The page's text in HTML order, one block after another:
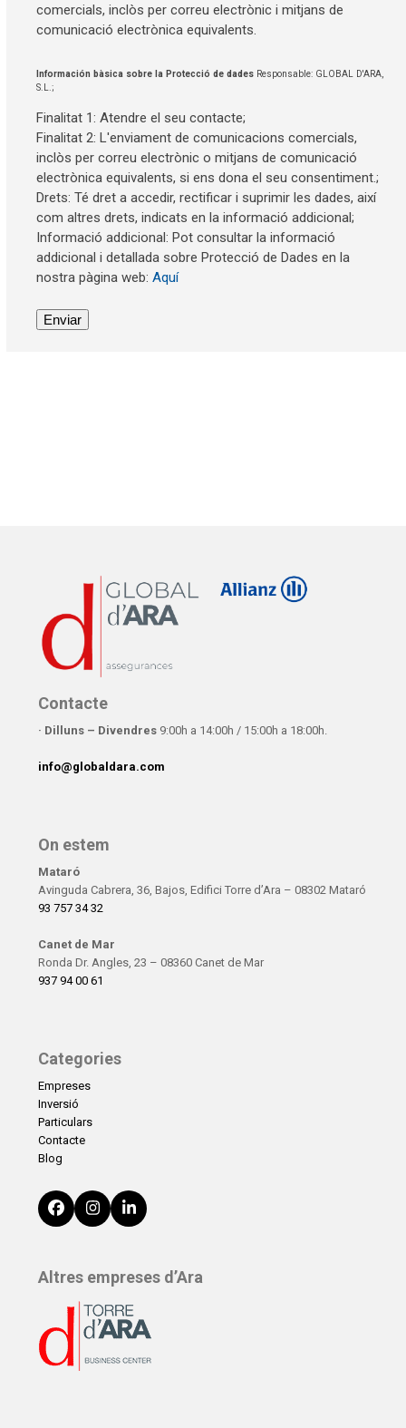
comercials, inclòs per correu electrònic i mitjans de
comunicació electrònica equivalents.
Información bàsica sobre la Protecció de dadesResponsable: GLOBAL D'ARA,
S.L.;
Finalitat 1: Atendre el seu contacte;
Finalitat 2: L'enviament de comunicacions comercials,
inclòs per correu electrònic o mitjans de comunicació
electrònica equivalents, si ens dona el seu consentiment.;
Drets: Té dret a accedir, rectificar i suprimir les dades, així
com altres drets, indicats en la informació addicional;
Informació addicional: Pot consultar la informació
addicional i detallada sobre Protecció de Dades en la
nostra pàgina web: Aquí
Contacte
· Dilluns – Divendres 9:00h a 14:00h / 15:00h a 18:00h.
info@globaldara.com
On estem
Mataró
Avinguda Cabrera, 36, Bajos, Edifici Torre d’Ara – 08302 Mataró
93 757 34 32
Canet de Mar
Ronda Dr. Angles, 23 – 08360 Canet de Mar
937 94 00 61
Categories
Empreses
Inversió
Particulars
Contacte
Blog
FacebookInstagram
LinkedIn
Altres empreses d’Ara